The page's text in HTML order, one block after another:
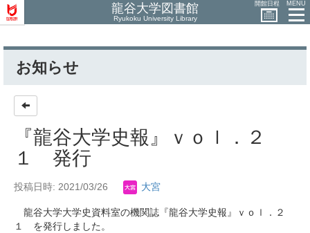
龍谷大学図書館
Ryukoku University Library
開館日程 MENU
お知らせ
『龍谷大学史報』ｖｏｌ．２
１ 発行
投稿日時: 2021/03/26 大宮
龍谷大学大学史資料室の機関誌『龍谷大学史報』ｖｏｌ．２
１ を発行しました。